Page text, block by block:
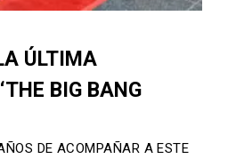
ÚLTIMA
BIG BANG
DE ACOMPAÑAR A ESTE